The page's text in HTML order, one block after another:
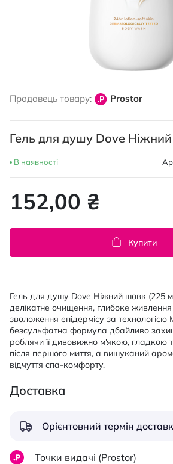
початку
зображень
Продавець товару: Prostor
Гель для душу Dove
В наявності
152,00 ₴
Купити
Гель для душу Dove Ніжний шовк (225
делікатне очищення, глибоке
зволоження епідермісу за
безсульфатна формула дбайливо
роблячи її дивовижно м'якою, гладкою
після першого миття, а вишуканий
відчуття спа-комфорту.
Доставка
Орієнтовний термін
Точки видачі (Prostor)